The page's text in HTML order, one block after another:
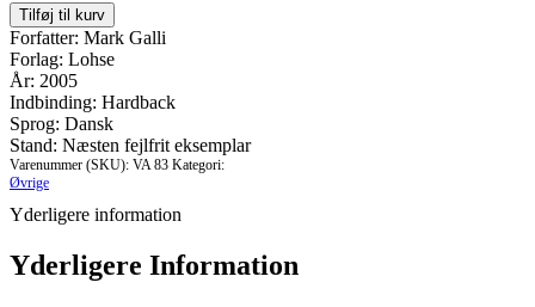
Frans
af
Assisi
og
hans
verden
antal
Tilføj til kurv
Forfatter: Mark Galli
Forlag: Lohse
År: 2005
Indbinding: Hardback
Sprog: Dansk
Stand: Næsten fejlfrit eksemplar
Varenummer (SKU): VA 83 Kategori:
Øvrige
Yderligere information
Yderligere Information